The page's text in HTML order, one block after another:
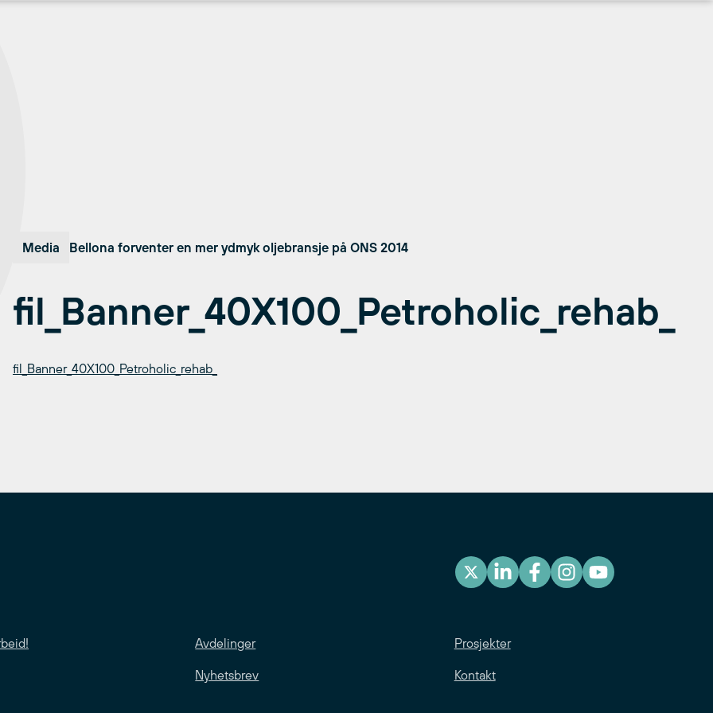
Media Bellona forventer en mer ydmyk oljebransje på ONS 2014
fil_Banner_40X100_Petroholic_rehab_
fil_Banner_40X100_Petroholic_rehab_
Avdelinger Prosjekter
Nyhetsbrev Kontakt